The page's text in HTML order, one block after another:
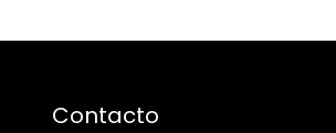
Contacto